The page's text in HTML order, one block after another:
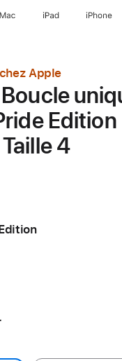
Mac iPad iPhone
Apple
Edition
4